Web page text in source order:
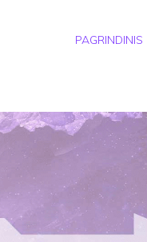
PAGRINDINIS